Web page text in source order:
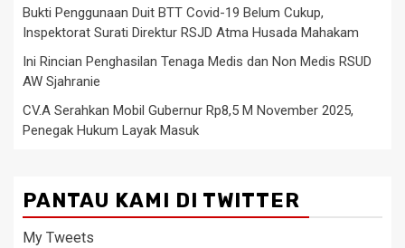
Bukti Penggunaan Duit BTT Covid-19 Belum Cukup,
Inspektorat Surati Direktur RSJD Atma Husada Mahakam
Ini Rincian Penghasilan Tenaga Medis dan Non Medis RSUD
AW Sjahranie
CV.A Serahkan Mobil Gubernur Rp8,5 M November 2025,
Penegak Hukum Layak Masuk
PANTAU KAMI DI TWITTER
My Tweets